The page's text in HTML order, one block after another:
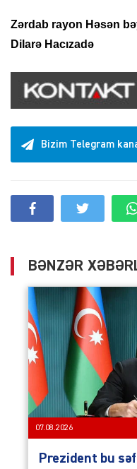
Zərdab rayon Həsən
Dilarə Hacızadə
Bizim Telegram
BƏNZƏR
07.08.2026
Prezident bu